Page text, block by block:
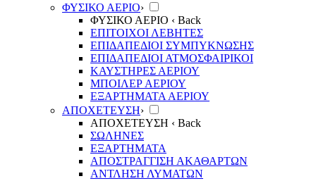
ΦΥΣΙΚΟ ΑΕΡΙΟ›
ΦΥΣΙΚΟ ΑΕΡΙΟ ‹ Back
ΕΠΙΤΟΙΧΟΙ ΛΕΒΗΤΕΣ
ΕΠΙΔΑΠΕΔΙΟΙ ΣΥΜΠΥΚΝΩΣΗΣ
ΕΠΙΔΑΠΕΔΙΟΙ ΑΤΜΟΣΦΑΙΡΙΚΟΙ
ΚΑΥΣΤΗΡΕΣ ΑΕΡΙΟΥ
ΜΠΟΙΛΕΡ ΑΕΡΙΟΥ
ΕΞΑΡΤΗΜΑΤΑ ΑΕΡΙΟΥ
ΑΠΟΧΕΤΕΥΣΗ›
ΑΠΟΧΕΤΕΥΣΗ ‹ Back
ΣΩΛΗΝΕΣ
ΕΞΑΡΤΗΜΑΤΑ
ΑΠΟΣΤΡΑΓΓΙΣΗ ΑΚΑΘΑΡΤΩΝ
ΑΝΤΛΗΣΗ ΛΥΜΑΤΩΝ